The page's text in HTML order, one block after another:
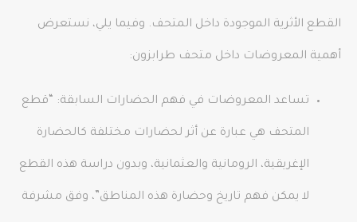
القطع الأثرية الموجودة داخل المتحف. وفيما يلي، نستعرض
أهمية المعروضات داخل متحف طرابزون:
تساعد المعروضات في فهم الحضارات السابقة: “قطع
المتحف هي عبارة عن أثر لحضارات مختلفة كالحضارة
الإغريقية، الرومانية والعثمانية، وبدون دراسة هذه القطع
لا يمكن فهم تاريخ وحضارة هذه المناطق”، وفق مشرفة